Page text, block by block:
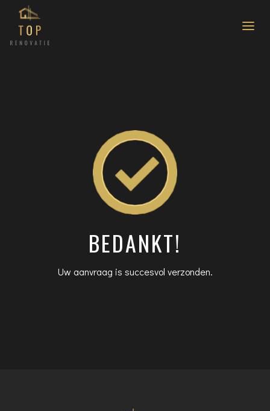
BEDANKT!
Uw aanvraag is succesvol verzonden.